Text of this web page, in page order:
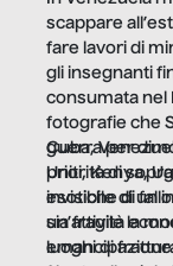
scappare
fare lavori di
gli insegnanti
consumata nel
fotografie che
guerra per
priorità di
invisibile di un
un’attività
luoghi di
Cuba,
Uniti, Kenya,
esotiche di
sia fragile la